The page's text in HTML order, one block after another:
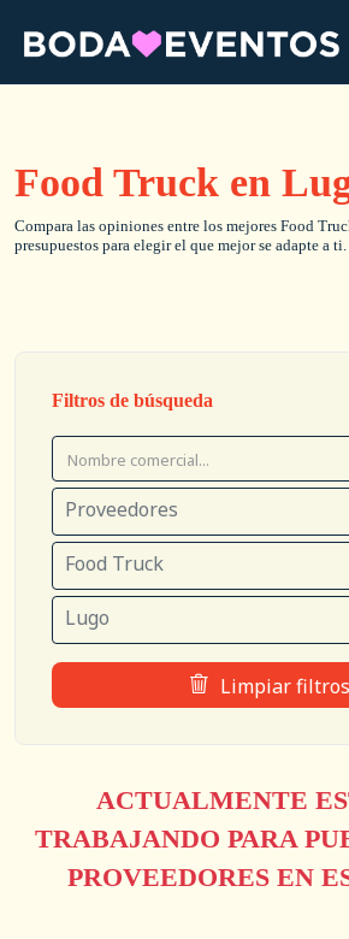
Food Truck en
Compara las opiniones entre los mejores Food
presupuestos para elegir el que mejor se adapte a ti.
Filtros de búsqueda
Proveedores
Food Truck
Lugo
Limpiar filtros
ACTUALMENTE
TRABAJANDO PARA
PROVEEDORES EN